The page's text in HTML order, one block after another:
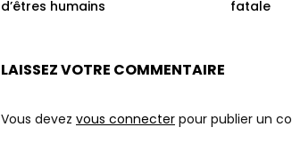
Le Combat de Donald J.TRUMP
Ne nous
LAISSEZ VOTRE COMMENTAIRE